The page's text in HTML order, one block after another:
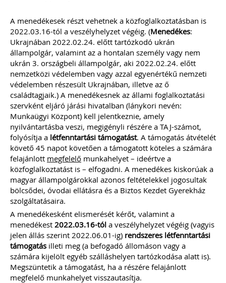
A menedékesek részt vehetnek a közfoglalkoztatásban is
2022.03.16-tól a veszélyhelyzet végéig. (Menedékes:
Ukrajnában 2022.02.24. előtt tartózkodó ukrán
állampolgár, valamint az a hontalan személy vagy nem
ukrán 3. országbeli állampolgár, aki 2022.02.24. előtt
nemzetközi védelemben vagy azzal egyenértékű nemzeti
védelemben részesült Ukrajnában, illetve az ő
családtagjaik.) A menedékesnek az állami foglalkoztatási
szervként eljáró járási hivatalban (lánykori nevén:
Munkaügyi Központ) kell jelentkeznie, amely
nyilvántartásba veszi, megigényli részére a TAJ-számot,
folyósítja a létfenntartási támogatást. A támogatás átvételét
követő 45 napot követően a támogatott köteles a számára
felajánlott megfelelő munkahelyet – ideértve a
közfoglalkoztatást is – elfogadni. A menedékes kiskorúak a
magyar állampolgárokkal azonos feltételekkel jogosultak
bölcsődei, óvodai ellátásra és a Biztos Kezdet Gyerekház
szolgáltatásaira.
A menedékesként elismerését kérőt, valamint a
menedékest 2022.03.16-tól a veszélyhelyzet végéig (vagyis
jelen állás szerint 2022.06.01-ig) rendszeres létfenntartási
támogatás illeti meg (a befogadó állomáson vagy a
számára kijelölt egyéb szálláshelyen tartózkodása alatt is).
Megszüntetik a támogatást, ha a részére felajánlott
megfelelő munkahelyet visszautasítja.